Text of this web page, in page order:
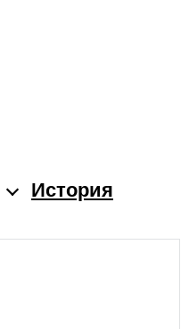
История